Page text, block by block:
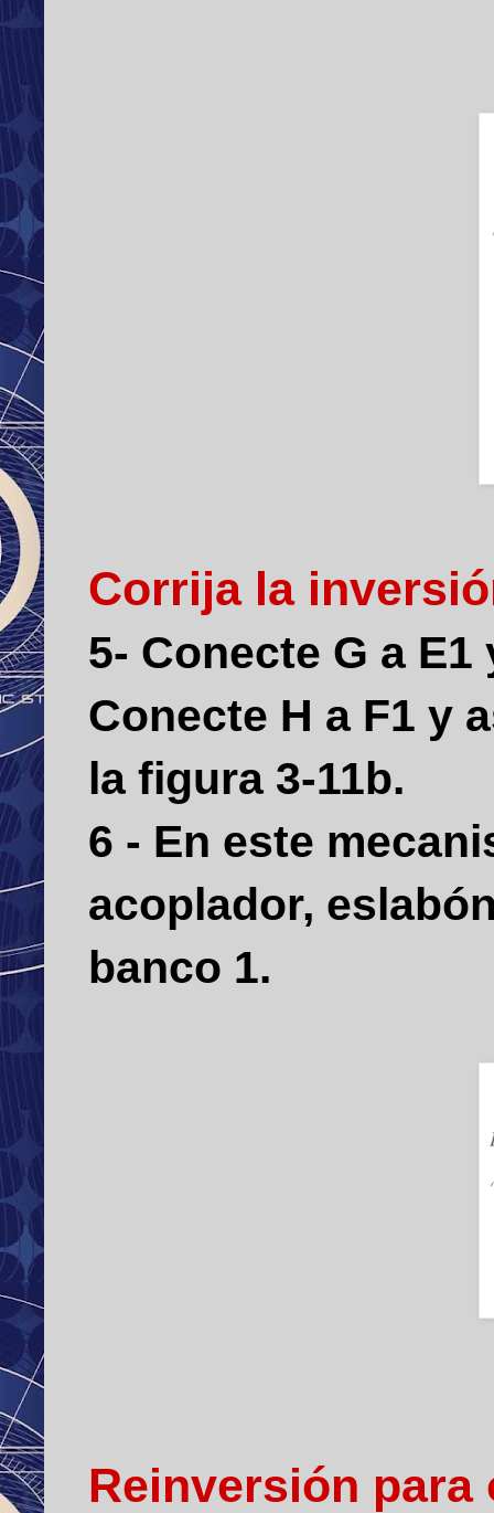
Corrija la
5- Conecte G a
Conecte H a F1 y
la figura 3-11b.
6 - En este
acoplador,
banco 1.
Reinversión para